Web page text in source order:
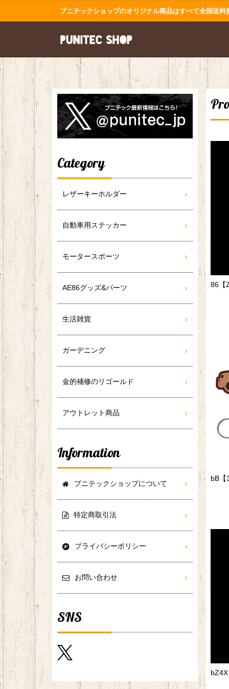
プニテックショップのオリジナル商品はすべて全国送料
86【
bB【
Category
レザーキーホルダー
自動車用ステッカー
モータースポーツ
AE86グッズ&パーツ
生活雑貨
ガーデニング
金的補修のリゴールド
アウトレット商品
Information
プニテックショップについて
特定商取引法
プライバシーポリシー
お問い合わせ
SNS